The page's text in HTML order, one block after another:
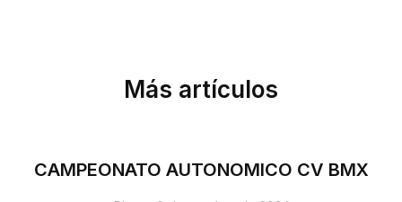
Más artículos
CAMPEONATO AUTONOMICO CV BMX